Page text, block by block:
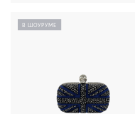
В ШОУРУМЕ